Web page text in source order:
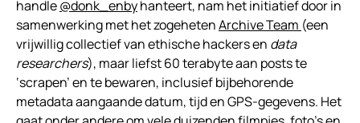
handle@donk_enbyhanteert, nam het initiatief door in
samenwerking met het zogehetenArchive Team (een
vrijwillig collectief van ethische hackers en data
researchers), maar liefst 60 terabyte aan posts te
‘scrapen’ en te bewaren, inclusief bijbehorende
metadata aangaande datum, tijd en GPS-gegevens. Het